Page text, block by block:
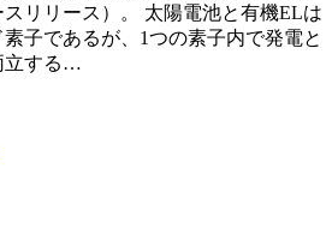
リリース）。 太陽電池と有機ELは
子であるが、1つの素子内で発電と
立する…